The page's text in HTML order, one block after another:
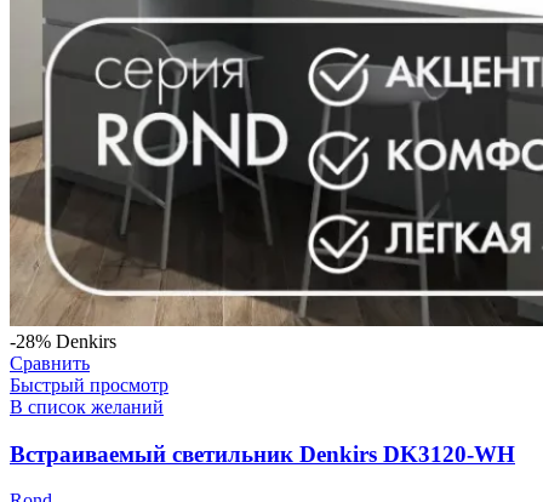
-28% Denkirs
Сравнить
Быстрый просмотр
В список желаний
Встраиваемый светильник Denkirs DK3120-WH